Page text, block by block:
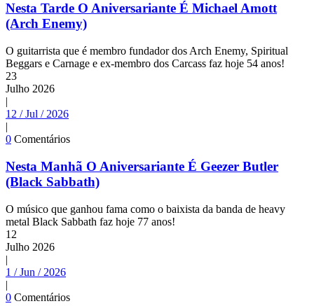
Nesta Tarde O Aniversariante É Michael Amott
(Arch Enemy)
O guitarrista que é membro fundador dos Arch Enemy, Spiritual
Beggars e Carnage e ex-membro dos Carcass faz hoje 54 anos!
23
Julho 2026
|
12 / Jul / 2026
|
0 Comentários
Nesta Manhã O Aniversariante É Geezer Butler
(Black Sabbath)
O músico que ganhou fama como o baixista da banda de heavy
metal Black Sabbath faz hoje 77 anos!
12
Julho 2026
|
1 / Jun / 2026
|
0 Comentários